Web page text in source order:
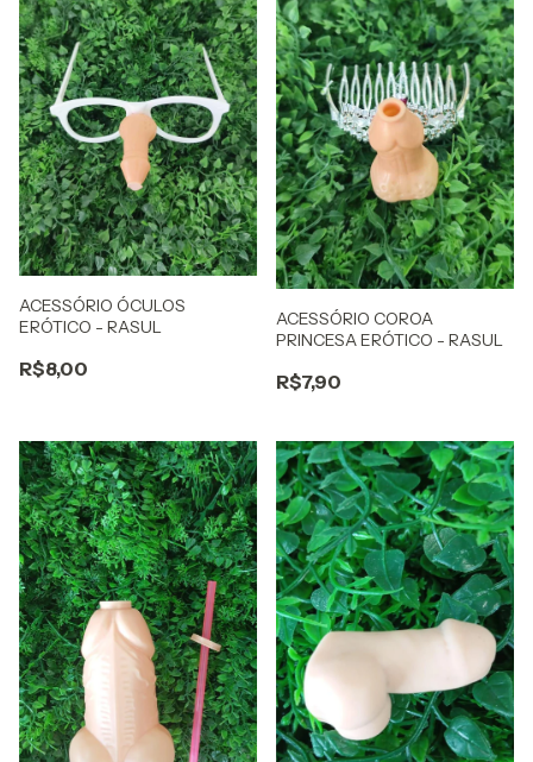
ACESSÓRIO ÓCULOS
ERÓTICO - RASUL
R$8,00
ACESSÓRIO COROA
PRINCESA ERÓTICO - RASUL
R$7,90